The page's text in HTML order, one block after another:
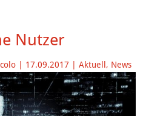
Nutzer
| 17.09.2017 Aktuell , News